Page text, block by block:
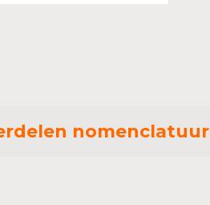
nomenclatuur